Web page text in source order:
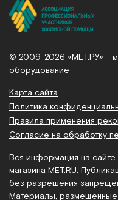
© 2009-2026 «МЕТ.РУ» –
оборудование
Карта сайта
Политика
Правила применения
Согласие на обработку
Вся информация на сайте
магазина MET.RU.
без разрешения
Материалы, размещенные